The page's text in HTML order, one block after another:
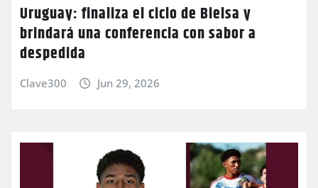
Uruguay: finaliza el ciclo de Bielsa y
brindará una conferencia con sabor a
despedida
Clave300 Jun 29, 2026